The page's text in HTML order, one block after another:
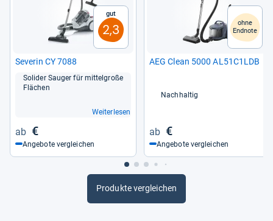
Gut
2,3
Seve­rin CY 7088
Soli­der Sau­ger für mit­tel­große
Flä­chen
Weiterlesen
€
Angebote vergleichen
ohne
Endnote
AEG Clean 5000 AL51C1LDB
Nachhaltig
€
Angebote vergleichen
Produkte vergleichen